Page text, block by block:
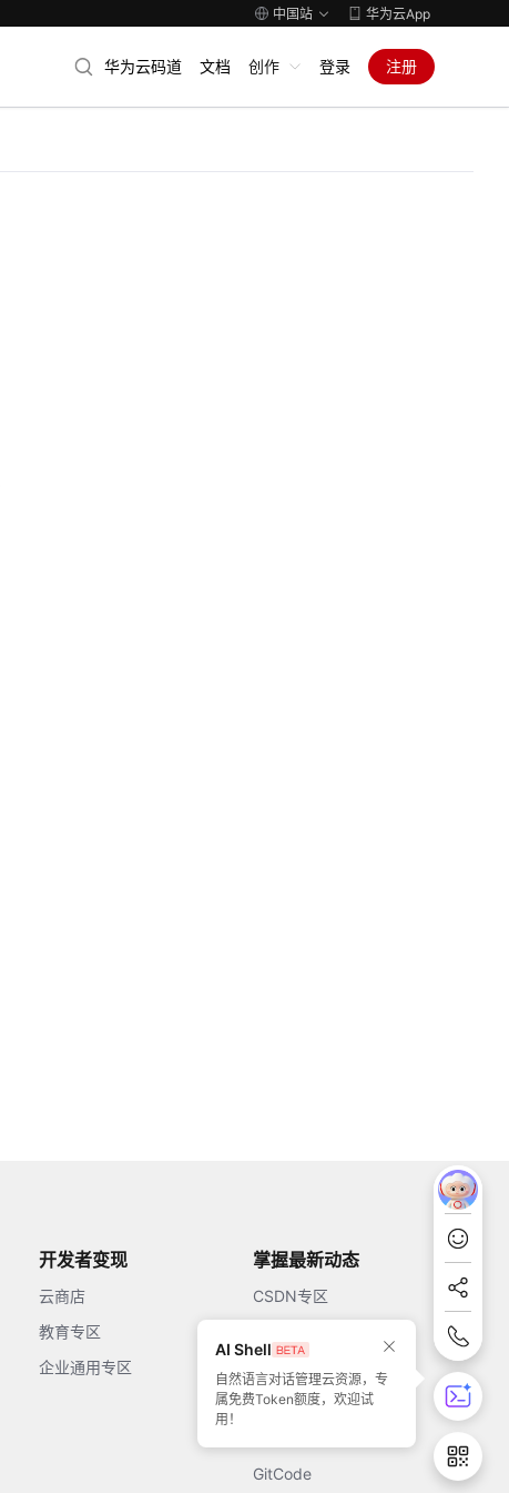
中国站 华为云App
华为云码道 文档 创作 登录 注册
开发者变现
云商店
教育专区
企业通用专区
掌握最新动态
CSDN专区
51CTO
GitCode
AI Shell
自然语言对话管理云资源，专
属免费Token额度，欢迎试
用！